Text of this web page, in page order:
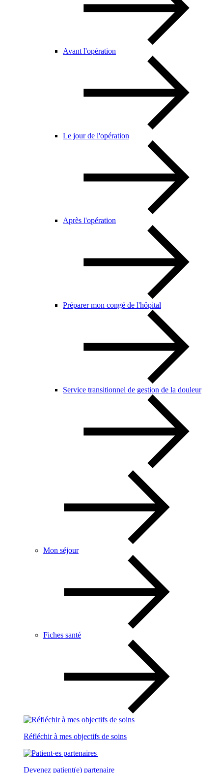
Avant l'opération
Le jour de l'opération
Après l'opération
Préparer mon congé de l'hôpital
Service transitionnel de gestion de la douleur
Mon séjour
Fiches santé
Réfléchir à mes objectifs de soins
Devenez patient(e) partenaire